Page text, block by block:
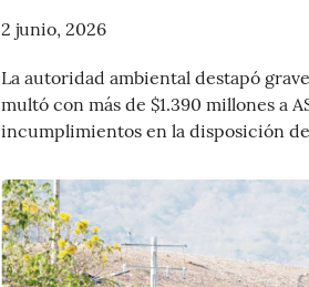
2 junio, 2026
La autoridad ambiental destapó
multó con más de $1.390 millones a
incumplimientos en la disposición